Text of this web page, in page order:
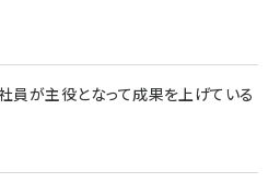
員が主役となって成果を上げている